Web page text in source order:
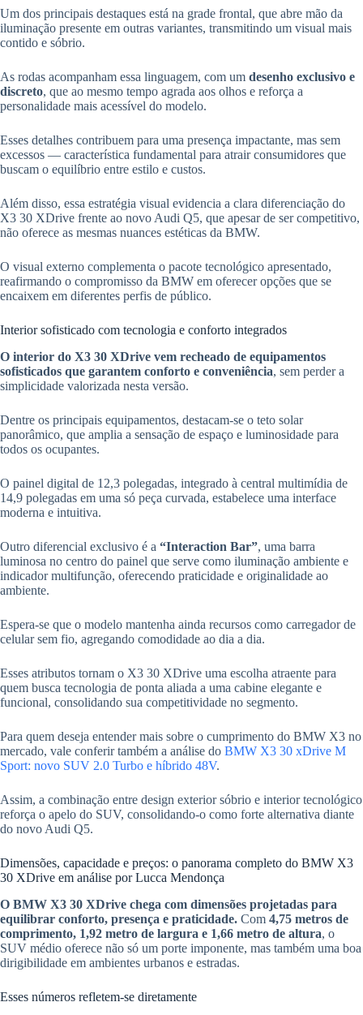
Um dos principais destaques está na grade frontal, que abre mão da
iluminação presente em outras variantes, transmitindo um visual mais
contido e sóbrio.
As rodas acompanham essa linguagem, com um desenho exclusivo e
discreto, que ao mesmo tempo agrada aos olhos e reforça a
personalidade mais acessível do modelo.
Esses detalhes contribuem para uma presença impactante, mas sem
excessos — característica fundamental para atrair consumidores que
buscam o equilíbrio entre estilo e custos.
Além disso, essa estratégia visual evidencia a clara diferenciação do
X3 30 XDrive frente ao novo Audi Q5, que apesar de ser competitivo,
não oferece as mesmas nuances estéticas da BMW.
O visual externo complementa o pacote tecnológico apresentado,
reafirmando o compromisso da BMW em oferecer opções que se
encaixem em diferentes perfis de público.
Interior sofisticado com tecnologia e conforto integrados
O interior do X3 30 XDrive vem recheado de equipamentos
sofisticados que garantem conforto e conveniência, sem perder a
simplicidade valorizada nesta versão.
Dentre os principais equipamentos, destacam-se o teto solar
panorâmico, que amplia a sensação de espaço e luminosidade para
todos os ocupantes.
O painel digital de 12,3 polegadas, integrado à central multimídia de
14,9 polegadas em uma só peça curvada, estabelece uma interface
moderna e intuitiva.
Outro diferencial exclusivo é a “Interaction Bar”, uma barra
luminosa no centro do painel que serve como iluminação ambiente e
indicador multifunção, oferecendo praticidade e originalidade ao
ambiente.
Espera-se que o modelo mantenha ainda recursos como carregador de
celular sem fio, agregando comodidade ao dia a dia.
Esses atributos tornam o X3 30 XDrive uma escolha atraente para
quem busca tecnologia de ponta aliada a uma cabine elegante e
funcional, consolidando sua competitividade no segmento.
Para quem deseja entender mais sobre o cumprimento do BMW X3 no
mercado, vale conferir também a análise do BMW X3 30 xDrive M
Sport: novo SUV 2.0 Turbo e híbrido 48V.
Assim, a combinação entre design exterior sóbrio e interior tecnológico
reforça o apelo do SUV, consolidando-o como forte alternativa diante
do novo Audi Q5.
Dimensões, capacidade e preços: o panorama completo do BMW X3
30 XDrive em análise por Lucca Mendonça
O BMW X3 30 XDrive chega com dimensões projetadas para
equilibrar conforto, presença e praticidade. Com 4,75 metros de
comprimento, 1,92 metro de largura e 1,66 metro de altura, o
SUV médio oferece não só um porte imponente, mas também uma boa
dirigibilidade em ambientes urbanos e estradas.
Esses números refletem-se diretamente